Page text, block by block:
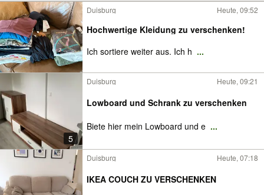
Duisburg Heute, 09:52
Hochwertige Kleidung zu verschenken!
Ich sortiere weiter aus. Ich h ...
5
Duisburg Heute, 09:21
Lowboard und Schrank zu verschenken
Biete hier mein Lowboard und e ...
Duisburg Heute, 07:18
IKEA COUCH ZU VERSCHENKEN